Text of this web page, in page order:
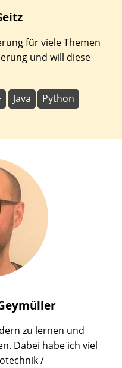
für viele Themen
und will diese
Java Python
zu lernen und
Dabei habe ich viel
/